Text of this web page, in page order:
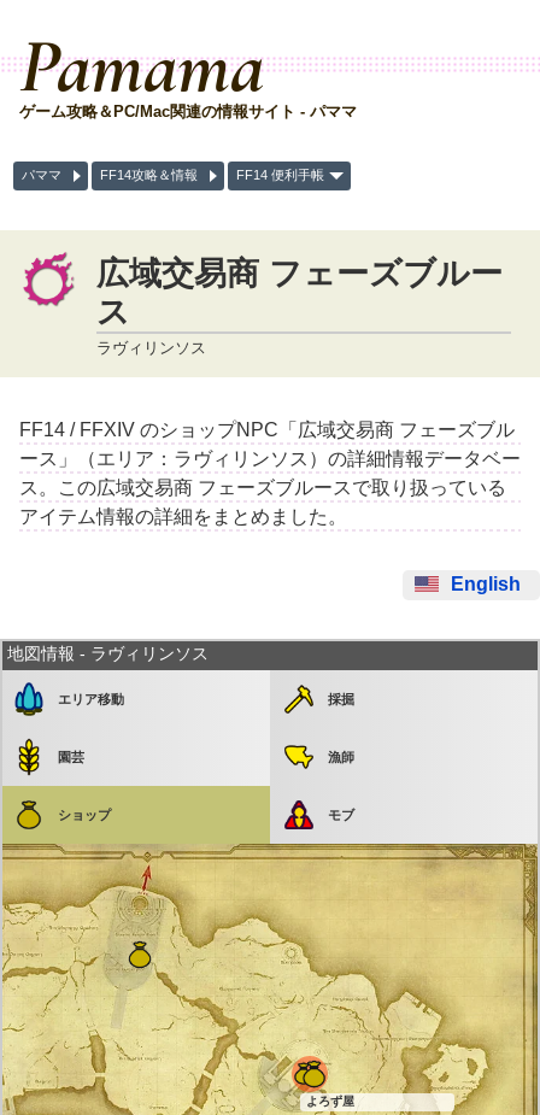
Pamama
ゲーム攻略＆PC/Mac関連の情報サイト - パママ
パママ FF14攻略＆情報 FF14 便利手帳
広域交易商 フェーズブルー
ス
ラヴィリンソス
FF14 / FFXIV のショップNPC「広域交易商 フェーズブル
ース」（エリア：ラヴィリンソス）の詳細情報データベー
ス。この広域交易商 フェーズブルースで取り扱っている
アイテム情報の詳細をまとめました。
English
地図情報 - ラヴィリンソス
エリア移動 採掘
園芸 漁師
ショップ モブ
よろず屋